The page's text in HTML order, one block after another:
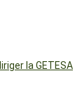
la GETESA